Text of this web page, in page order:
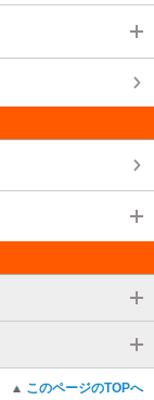
このページのTOPへ